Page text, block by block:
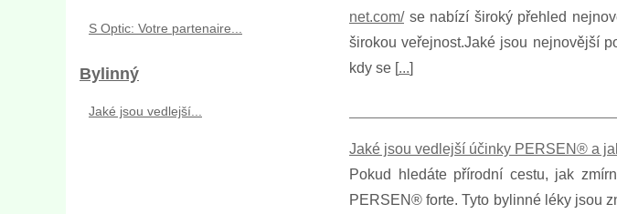
net.com/se nabízí široký přehled
širokou veřejnost.Jaké jsou nejnovější
kdy se [...]
Jaké jsou vedlejší účinky PERSEN® a
Pokud hledáte přírodní cestu, jak
PERSEN® forte. Tyto bylinné léky jsou
S Optic: Votre partenaire...
Bylinný
Jaké jsou vedlejší...